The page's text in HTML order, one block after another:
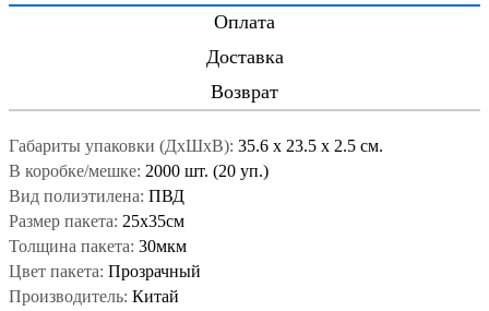
Оплата
Доставка
Возврат
Габариты упаковки (ДxШxВ): 35.6 x 23.5 x 2.5 см.
В коробке/мешке: 2000 шт. (20 уп.)
Вид полиэтилена: ПВД
Размер пакета: 25x35см
Толщина пакета: 30мкм
Цвет пакета: Прозрачный
Производитель: Китай